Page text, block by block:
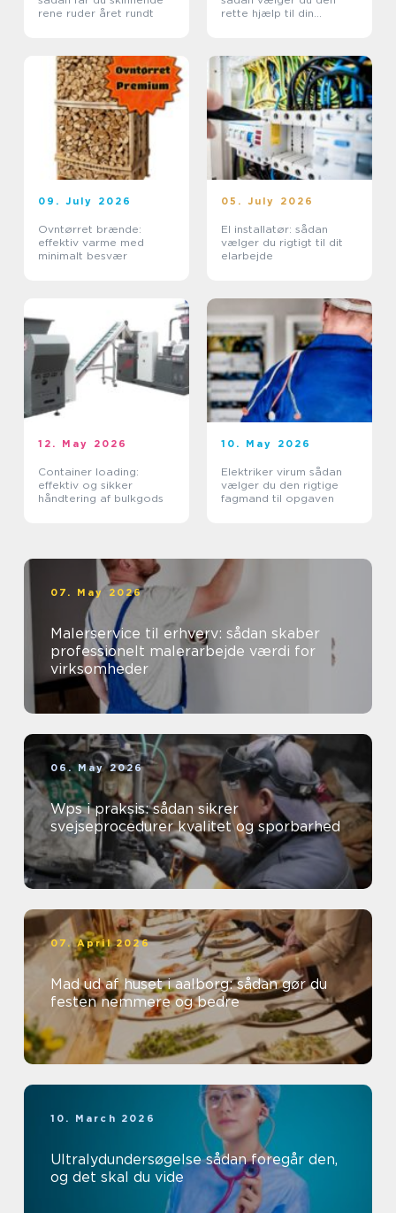
rene ruder året rundt
rette hjælp til din
09. July 2026
Ovntørret brænde:
effektiv varme med
minimalt besvær
05. July 2026
El installatør: sådan
vælger du rigtigt til dit
elarbejde
12. May 2026
Container loading:
effektiv og sikker
håndtering af bulkgods
10. May 2026
Elektriker virum sådan
vælger du den rigtige
fagmand til opgaven
07. May 2026
Malerservice til erhverv: sådan skaber
professionelt malerarbejde værdi for
virksomheder
06. May 2026
Wps i praksis: sådan sikrer
svejseprocedurer kvalitet og sporbarhed
07. April 2026
Mad ud af huset i aalborg: sådan gør du
festen nemmere og bedre
10. March 2026
Ultralydundersøgelse sådan foregår den,
og det skal du vide